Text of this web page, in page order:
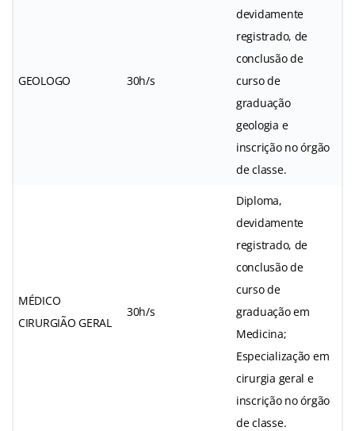
GEOLOGO 30h/s
devidamente
registrado, de
conclusão de
curso de
graduação
geologia e
inscrição no órgão
de classe.
MÉDICO
CIRURGIÃO GERAL
30h/s
Diploma,
devidamente
registrado, de
conclusão de
curso de
graduação em
Medicina;
Especialização em
cirurgia geral e
inscrição no órgão
de classe.